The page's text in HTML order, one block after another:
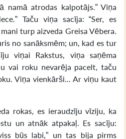
namā atrodas kalpotājs.” Viņa
Taču viņa sacīja: “Ser, es
turp aizveda Greisa Vēbera.
no sanāksmēm; un, kad es tur
viņai Rakstus, viņa saņēma
vai roku nevarēja pacelt, taču
Viņa vienkārši... Ar viņu kaut
rokas, es ieraudzīju vīziju, ka
un atnāk atpakaļ. Es sacīju:
būs labi,” un tas bija pirms